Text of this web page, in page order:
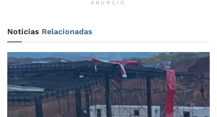
ANUNCIO
Noticias Relacionadas